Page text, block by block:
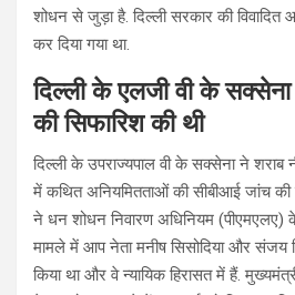
शोधन से जुड़ा है. दिल्ली सरकार की विवादित
कर दिया गया था.
दिल्ली के एलजी वी के
की सिफारिश की थी
दिल्ली के उपराज्यपाल वी के सक्सेना ने शराब
में कथित अनियमितताओं की सीबीआई जांच की
ने धन शोधन निवारण अधिनियम (पीएमएलए)
मामले में आप नेता मनीष सिसोदिया और संजय
किया था और वे न्यायिक हिरासत में हैं.